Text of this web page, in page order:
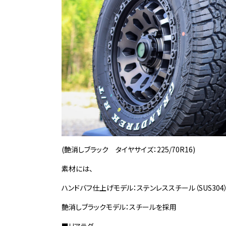
(艶消しブラック タイヤサイズ：225/70R16)
素材には、
ハンドバフ仕上げモデル：ステンレススチール（SUS304
艶消しブラックモデル：スチールを採用